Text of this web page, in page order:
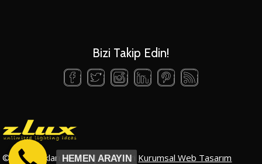
Bizi Takip Edin!
© Tüm Hakları Saklıdır | Localveri Kurumsal Web Tasarım
HEMEN ARAYIN